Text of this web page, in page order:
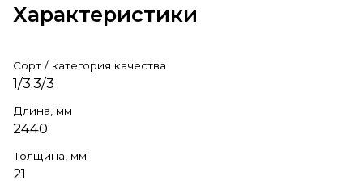
Характеристики
Сорт / категория качества
1/3:3/3
Длина, мм
2440
Толщина, мм
21